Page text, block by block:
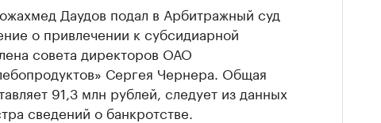
Даудов подал в Арбитражный суд
о привлечении к субсидиарной
совета директоров ОАО
Сергея Чернера. Общая
91,3 млн рублей, следует из данных
сведений о банкротстве.